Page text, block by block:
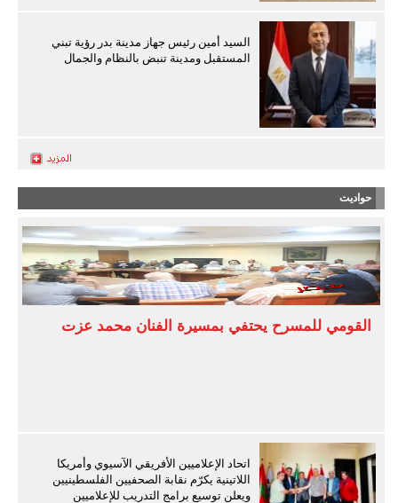
السيد أمين رئيس جهاز مدينة بدر رؤية تبني
المستقبل ومدينة تنبض بالنظام والجمال
حواديت
القومي للمسرح يحتفي بمسيرة الفنان محمد عزت
اتحاد الإعلاميين الأفريقي الآسيوي وأمريكا
اللاتينية يكرّم نقابة الصحفيين الفلسطينيين
ويعلن توسيع برامج التدريب للإعلاميين